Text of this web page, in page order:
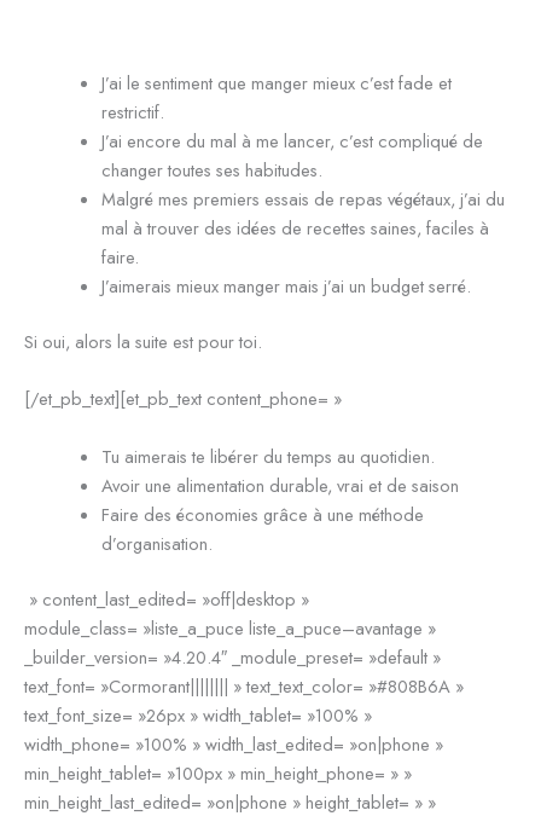
J’ai le sentiment que manger mieux c’est fade et
restrictif.
J’ai encore du mal à me lancer, c’est compliqué de
changer toutes ses habitudes.
Malgré mes premiers essais de repas végétaux, j’ai du
mal à trouver des idées de recettes saines, faciles à
faire.
J’aimerais mieux manger mais j’ai un budget serré.
Si oui, alors la suite est pour toi.
[/et_pb_text][et_pb_text content_phone= »
Tu aimerais te libérer du temps au quotidien.
Avoir une alimentation durable, vrai et de saison
Faire des économies grâce à une méthode
d’organisation.
» content_last_edited= »off|desktop »
module_class= »liste_a_puce liste_a_puce–avantage »
_builder_version= »4.20.4″ _module_preset= »default »
text_font= »Cormorant|||||||| » text_text_color= »#808B6A »
text_font_size= »26px » width_tablet= »100% »
width_phone= »100% » width_last_edited= »on|phone »
min_height_tablet= »100px » min_height_phone= » »
min_height_last_edited= »on|phone » height_tablet= » »